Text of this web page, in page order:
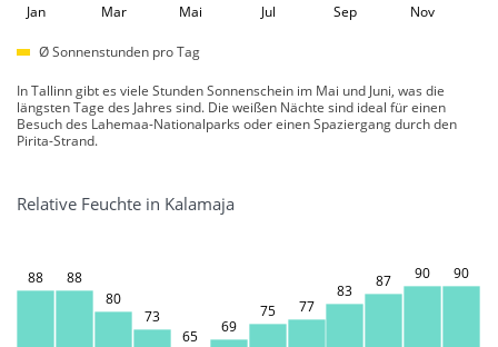
Jan Mar Mai Jul Sep Nov
Ø Sonnenstunden pro Tag
In Tallinn gibt es viele Stunden Sonnenschein im Mai und Juni, was die
längsten Tage des Jahres sind. Die weißen Nächte sind ideal für einen
Besuch des Lahemaa-Nationalparks oder einen Spaziergang durch den
Pirita-Strand.
Relative Feuchte in Kalamaja
88
88
80
73
65
69
75 77
83
87 90 90